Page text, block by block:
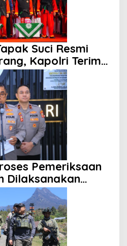
Suci Resmi
Kapolri Terima
Kehormatan
Pemeriksaan
Dilaksanakan
dan Transparan